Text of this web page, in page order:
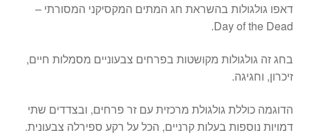
דאפו גולגולות בהשראת חג המתים המקסיקני המסורתי –
Day of the Dead.
בחג זה גולגולות מקושטות בפרחים צבעוניים מסמלות חיים,
זיכרון, וחגיגה.
הדוגמה כוללת גולגולת מרכזית עם זר פרחים, ובצדדים שתי
דמויות נוספות בעלות קרניים, הכל על רקע ספירלה צבעונית.